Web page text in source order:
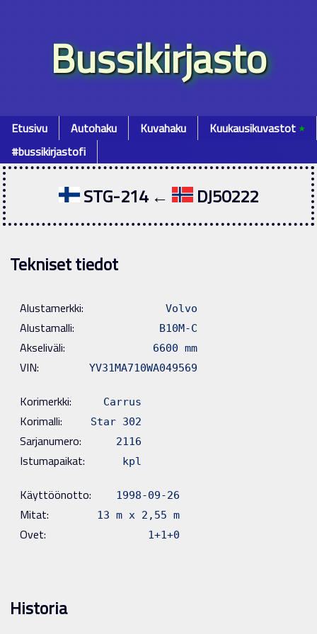
Bussikirjasto
Etusivu Autohaku Kuvahaku Kuukausikuvastot٭
#bussikirjastofi
STG-214 ← DJ50222
Tekniset tiedot
Alustamerkki: Volvo
Alustamalli: B10M-C
Akseliväli: 6600 mm
VIN: YV31MA710WA049569
Korimerkki: Carrus
Korimalli: Star 302
Sarjanumero: 2116
Istumapaikat: kpl
Käyttöönotto: 1998-09-26
Mitat: 13 m x 2,55 m
Ovet: 1+1+0
Historia